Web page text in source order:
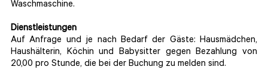
Waschmaschine.
Dienstleistungen
Auf Anfrage und je nach Bedarf der Gäste: Hausmädchen,
Haushälterin, Köchin und Babysitter gegen Bezahlung von
20,00 pro Stunde, die bei der Buchung zu melden sind.